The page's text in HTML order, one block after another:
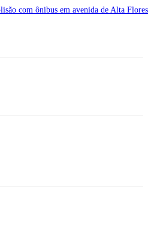
com ônibus em avenida de Alta